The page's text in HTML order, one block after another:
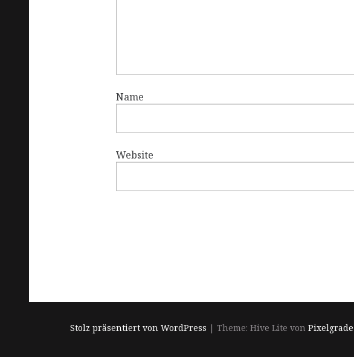
Name
Website
Stolz präsentiert von WordPress | Theme: Hive Lite von Pixelgrade